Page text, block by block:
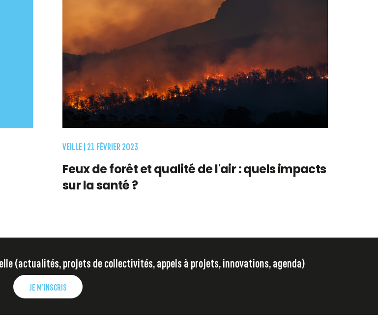
VEILLE | 21 FÉVRIER 2023
Feux de forêt et qualité de l'air : quels impacts
sur la santé ?
(actualités, projets de collectivités, appels à projets, innovations, agenda)
JE M’INSCRIS